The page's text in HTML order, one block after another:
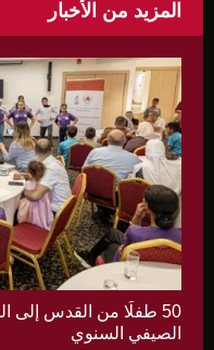
المزيد من الأخبار
50 طفلًا من القدس إلى
الصيفي السنوي